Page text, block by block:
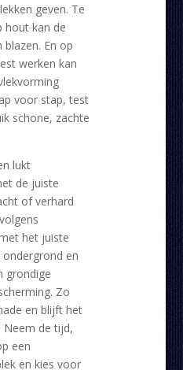
geven. Te
hout kan de
En op
werken kan
voor stap, test
schone, zachte
lukt
de juiste
of verhard
het juiste
en
grondige
Zo
en blijft het
de tijd,
een
en kies voor